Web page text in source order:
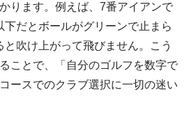
ります。例えば、7番アイアンで
下だとボールがグリーンで止まら
吹け上がって飛びません。こう
ことで、「自分のゴルフを数字で
ースでのクラブ選択に一切の迷い